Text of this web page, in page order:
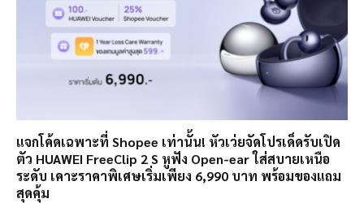
แจกโค้ดเฉพาะที่ Shopee เท่านั้น! หัวเว่ยจัดโปรเด็ดรับเปิด
ตัว HUAWEI FreeClip 2 S หูฟัง Open-ear ใส่สบายเหนือ
ระดับ เคาะราคาพิเศษเริ่มเพียง 6,990 บาท พร้อมของแถม
สุดคุ้ม